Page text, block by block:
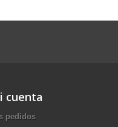
cuenta
pedidos